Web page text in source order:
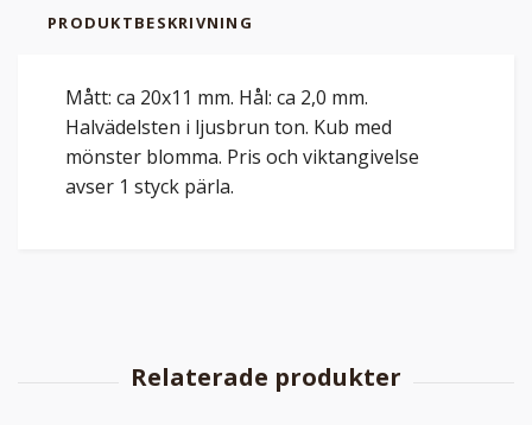
PRODUKTBESKRIVNING
Mått: ca 20x11 mm. Hål: ca 2,0 mm.
Halvädelsten i ljusbrun ton. Kub med
mönster blomma. Pris och viktangivelse
avser 1 styck pärla.